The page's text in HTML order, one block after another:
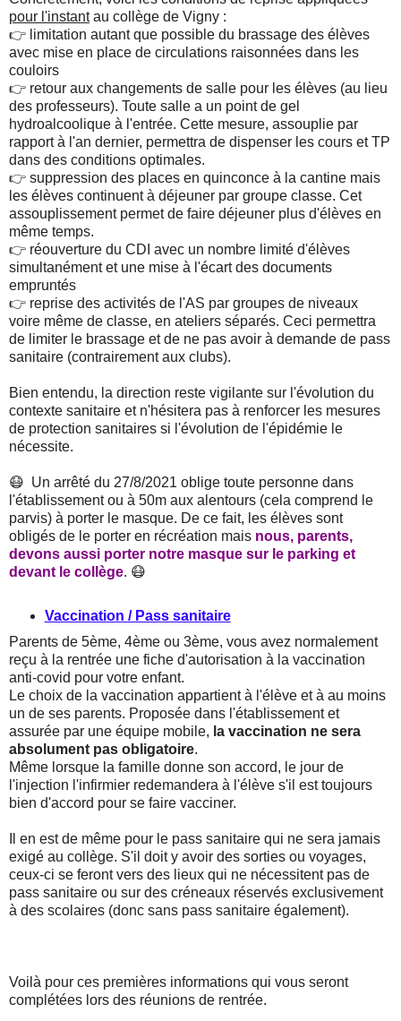
pour l'instantau collège de Vigny :
👉 limitation autant que possible du brassage des élèves
avec mise en place de circulations raisonnées dans les
couloirs
👉 retour aux changements de salle pour les élèves (au lieu
des professeurs). Toute salle a un point de gel
hydroalcoolique à l'entrée. Cette mesure, assouplie par
rapport à l'an dernier, permettra de dispenser les cours et TP
dans des conditions optimales.
👉 suppression des places en quinconce à la cantine mais
les élèves continuent à déjeuner par groupe classe. Cet
assouplissement permet de faire déjeuner plus d'élèves en
même temps.
👉 réouverture du CDI avec un nombre limité d'élèves
simultanément et une mise à l'écart des documents
empruntés
👉 reprise des activités de l'AS par groupes de niveaux
voire même de classe, en ateliers séparés. Ceci permettra
de limiter le brassage et de ne pas avoir à demande de pass
sanitaire (contrairement aux clubs).
Bien entendu, la direction reste vigilante sur l'évolution du
contexte sanitaire et n'hésitera pas à renforcer les mesures
de protection sanitaires si l'évolution de l'épidémie le
nécessite.
😷 Un arrêté du 27/8/2021 oblige toute personne dans
l'établissement ou à 50m aux alentours (cela comprend le
parvis) à porter le masque. De ce fait, les élèves sont
obligés de le porter en récréation mais nous, parents,
devons aussi porter notre masque sur le parking et
devant le collège. 😷
Vaccination / Pass sanitaire
Parents de 5ème, 4ème ou 3ème, vous avez normalement
reçu à la rentrée une fiche d'autorisation à la vaccination
anti-covid pour votre enfant.
Le choix de la vaccination appartient à l'élève et à au moins
un de ses parents. Proposée dans l'établissement et
assurée par une équipe mobile, la vaccination ne sera
absolument pas obligatoire.
Même lorsque la famille donne son accord, le jour de
l'injection l'infirmier redemandera à l'élève s'il est toujours
bien d'accord pour se faire vacciner.
Il en est de même pour le pass sanitaire qui ne sera jamais
exigé au collège. S'il doit y avoir des sorties ou voyages,
ceux-ci se feront vers des lieux qui ne nécessitent pas de
pass sanitaire ou sur des créneaux réservés exclusivement
à des scolaires (donc sans pass sanitaire également).
Voilà pour ces premières informations qui vous seront
complétées lors des réunions de rentrée.